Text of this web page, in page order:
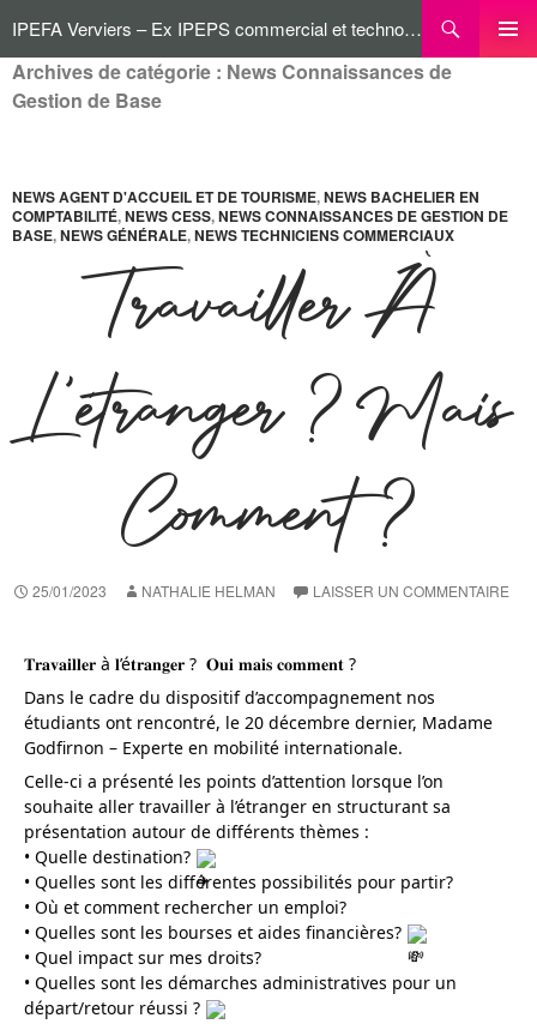
IPEFA Verviers – Ex IPEPS commercial et technologique
Archives de catégorie : News Connaissances de
Gestion de Base
NEWS AGENT D'ACCUEIL ET DE TOURISME,NEWS BACHELIER EN
COMPTABILITÉ,NEWS CESS,NEWS CONNAISSANCES DE GESTION DE
BASE,NEWS GÉNÉRALE,NEWS TECHNICIENS COMMERCIAUX
Travailler À
L’étranger ? Mais
Comment ?
25/01/2023 NATHALIE HELMAN LAISSER UN COMMENTAIRE
𝐓𝐫𝐚𝐯𝐚𝐢𝐥𝐥𝐞𝐫 à 𝐥’é𝐭𝐫𝐚𝐧𝐠𝐞𝐫 ?  𝐎𝐮𝐢 𝐦𝐚𝐢𝐬 𝐜𝐨𝐦𝐦𝐞𝐧𝐭 ?
Dans le cadre du dispositif d’accompagnement nos
étudiants ont rencontré, le 20 décembre dernier, Madame
Godfirnon – Experte en mobilité internationale.
Celle-ci a présenté les points d’attention lorsque l’on
souhaite aller travailler à l’étranger en structurant sa
présentation autour de différents thèmes :
• Quelle destination?
• Quelles sont les différentes possibilités pour partir?
• Où et comment rechercher un emploi?
• Quelles sont les bourses et aides financières?
• Quel impact sur mes droits?
• Quelles sont les démarches administratives pour un
départ/retour réussi ?